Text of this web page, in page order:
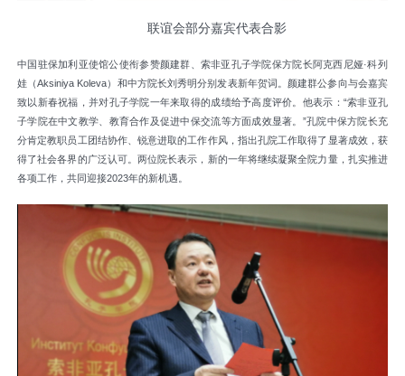
联谊会部分嘉宾代表合影
中国驻保加利亚使馆公使衔参赞颜建群、索非亚孔子学院保方院长阿克西尼娅·科列
娃（Aksiniya Koleva）和中方院长刘秀明分别发表新年贺词。颜建群公参向与会嘉宾
致以新春祝福，并对孔子学院一年来取得的成绩给予高度评价。他表示：“索非亚孔
子学院在中文教学、教育合作及促进中保交流等方面成效显著。”孔院中保方院长充
分肯定教职员工团结协作、锐意进取的工作作风，指出孔院工作取得了显著成效，获
得了社会各界的广泛认可。两位院长表示，新的一年将继续凝聚全院力量，扎实推进
各项工作，共同迎接2023年的新机遇。